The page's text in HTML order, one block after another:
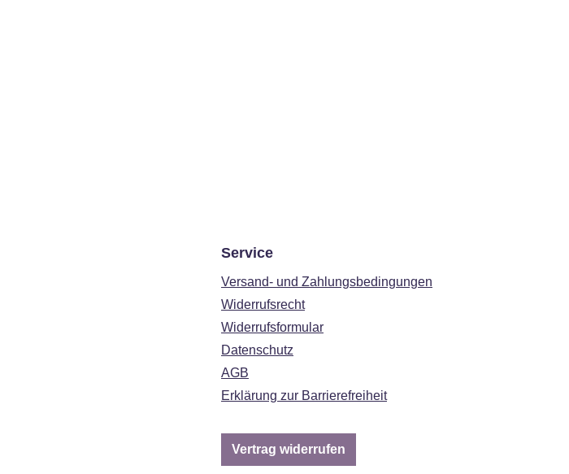
Service
Versand- und Zahlungsbedingungen
Widerrufsrecht
Widerrufsformular
Datenschutz
AGB
Erklärung zur Barrierefreiheit
Vertrag widerrufen